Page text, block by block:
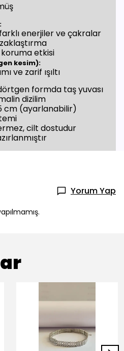
enerjiler ve çakralar
etkisi
kesim):
ve zarif ışıltı
formda taş yuvası
dizilim
cm (ayarlanabilir)
cilt dostudur
Yorum Yap